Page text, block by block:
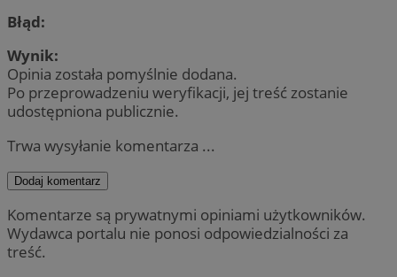
Błąd:
Wynik:
Opinia została pomyślnie dodana.
Po przeprowadzeniu weryfikacji, jej treść zostanie
udostępniona publicznie.
Trwa wysyłanie komentarza ...
Dodaj komentarz
Komentarze są prywatnymi opiniami użytkowników.
Wydawca portalu nie ponosi odpowiedzialności za
treść.